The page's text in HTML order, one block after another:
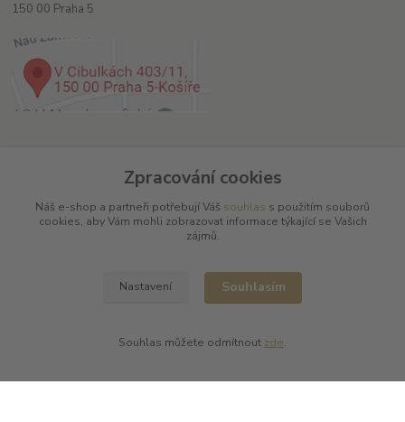
150 00 Praha 5
L Plus - Miloslav Lerch
+420 608 885 840
info@dobrafrancouzskavina.cz
Zpracování cookies
Náš e-shop a partneři potřebují Váš souhlas s použitím souborů
cookies, aby Vám mohli zobrazovat informace týkající se Vašich
zájmů.
Nastavení Souhlasím
Souhlas můžete odmítnout zde.